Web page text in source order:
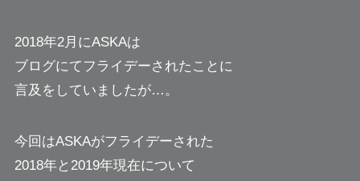
2018年2月にASKAは
ブログにてフライデーされたことに
言及をしていましたが…。
今回はASKAがフライデーされた
2018年と2019年現在について